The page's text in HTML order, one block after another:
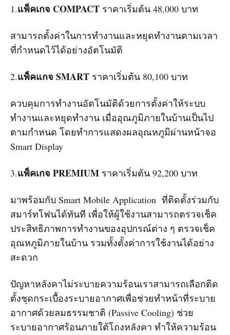
1.แพ็คเกจ COMPACT ราคาเริ่มต้น 48,000 บาท
สามารถตั้งค่าในการทำงานและหยุดทำงานตามเวลา
ที่กำหนดไว้ได้อย่างอัตโนมัติ
2.แพ็คแกจ SMART ราคาเริ่มต้น 80,100 บาท
ควบคุมการทำงานอัตโนมัติด้วยการตั้งค่าให้ระบบ
ทำงานและหยุดทำงาน เมื่ออุณภูมิภายในบ้านเป็นไป
ตามกำหนด โดยทำการแสดงผลอุณหภูมิผ่านหน้าจอ
Smart Display
3.แพ็คเกจ PREMIUM ราคาเริ่มต้น 92,200 บาท
มาพร้อมกับ Smart Mobile Application ที่ติดตั้งร่วมกับ
สมาร์ทโฟนได้ทันที เพื่อให้ผู้ใช้งานสามารถตรวจเช็ค
ประสิทธิภาพการทำงานของอุปกรณ์ต่าง ๆ ตรวจเช็ค
อุณหภูมิภายในบ้าน รวมทั้งตั้งค่าการใช้งานได้อย่าง
สะดวก
ปัญหาหลังคาไม่ระบายความร้อนเราสามารถเลือกติด
ตั้งชุดกระเบื้องระบายอากาศเพื่อช่วยทำหน้าที่ระบาย
อากาศด้วยลมธรรมชาติ (Passive Cooling) ช่วย
ระบายอากาศร้อนภายใต้โถงหลังคา ทำให้ความร้อน